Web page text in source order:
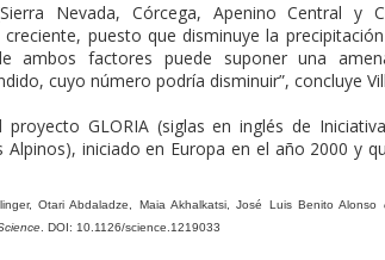
Nevada, Córcega, Apenino Central y
puesto que disminuye la
ambos factores puede suponer una
cuyo número podría disminuir”, concluye
GLORIA (siglas en inglés de
iniciado en Europa en el año 2000 y
Otari Abdaladze, Maia Akhalkatsi, José Luis Benito Alonso
. DOI: 10.1126/science.1219033